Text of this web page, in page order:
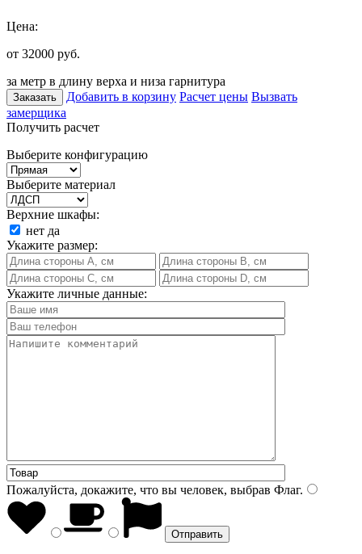
Цена:
от 32000 руб.
за метр в длину верха и низа гарнитура
Заказать Добавить в корзину Расчет цены Вызвать
замерщика
Получить расчет
Выберите конфигурацию
Выберите материал
Верхние шкафы:
нет да
Укажите размер:
Укажите личные данные:
Пожалуйста, докажите, что вы человек, выбрав Флаг.